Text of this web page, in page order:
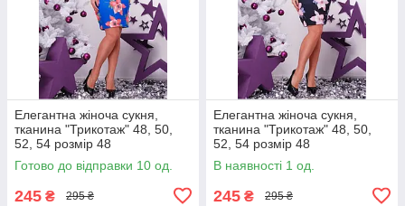
Елегантна жіноча сукня,
тканина "Трикотаж" 48, 50,
52, 54 розмір 48
Готово до відправки 10 од.
245 ₴ 295 ₴
Елегантна жіноча сукня,
тканина "Трикотаж" 48, 50,
52, 54 розмір 48
В наявності 1 од.
245 ₴ 295 ₴